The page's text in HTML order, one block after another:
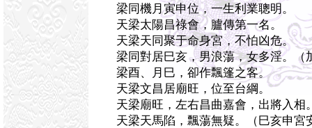
梁同機月寅申位，一生利業聰明。
天梁太陽昌祿會，臚傳第一名。
天梁天同聚于命身宮，不怕凶危。
梁同對居巳亥，男浪蕩，女多淫。（
梁酉、月巳，卻作飄篷之客。
天梁文昌居廟旺，位至台綱。
天梁廟旺，左右昌曲嘉會，出將入相
天梁天馬陷，飄蕩無疑。（巳亥申宮